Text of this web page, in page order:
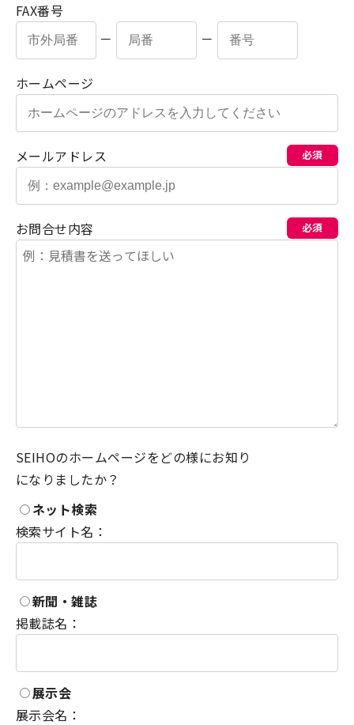
FAX番号
－
－
ホームページ
メールアドレス 必須
お問合せ内容 必須
SEIHOのホームページをどの様にお知り
になりましたか？
ネット検索
検索サイト名：
新聞・雑誌
掲載誌名：
展示会
展示会名：